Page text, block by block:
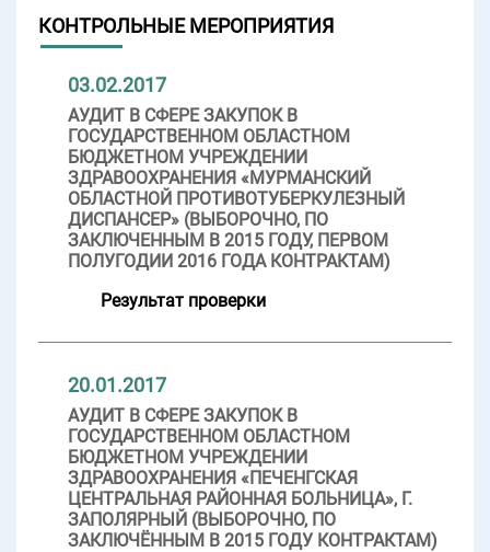
КОНТРОЛЬНЫЕ МЕРОПРИЯТИЯ
03.02.2017
АУДИТ В СФЕРЕ ЗАКУПОК В
ГОСУДАРСТВЕННОМ ОБЛАСТНОМ
БЮДЖЕТНОМ УЧРЕЖДЕНИИ
ЗДРАВООХРАНЕНИЯ «МУРМАНСКИЙ
ОБЛАСТНОЙ ПРОТИВОТУБЕРКУЛЕЗНЫЙ
ДИСПАНСЕР» (ВЫБОРОЧНО, ПО
ЗАКЛЮЧЕННЫМ В 2015 ГОДУ, ПЕРВОМ
ПОЛУГОДИИ 2016 ГОДА КОНТРАКТАМ)
Результат проверки
20.01.2017
АУДИТ В СФЕРЕ ЗАКУПОК В
ГОСУДАРСТВЕННОМ ОБЛАСТНОМ
БЮДЖЕТНОМ УЧРЕЖДЕНИИ
ЗДРАВООХРАНЕНИЯ «ПЕЧЕНГСКАЯ
ЦЕНТРАЛЬНАЯ РАЙОННАЯ БОЛЬНИЦА», Г.
ЗАПОЛЯРНЫЙ (ВЫБОРОЧНО, ПО
ЗАКЛЮЧЁННЫМ В 2015 ГОДУ КОНТРАКТАМ)